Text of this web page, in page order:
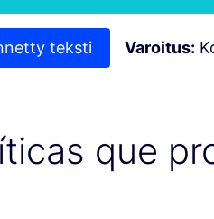
teksti Varoitus:
que